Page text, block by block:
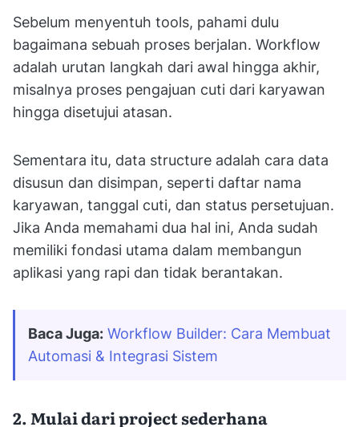
Sebelum menyentuh tools, pahami dulu
bagaimana sebuah proses berjalan. Workflow
adalah urutan langkah dari awal hingga akhir,
misalnya proses pengajuan cuti dari karyawan
hingga disetujui atasan.
Sementara itu, data structure adalah cara data
disusun dan disimpan, seperti daftar nama
karyawan, tanggal cuti, dan status persetujuan.
Jika Anda memahami dua hal ini, Anda sudah
memiliki fondasi utama dalam membangun
aplikasi yang rapi dan tidak berantakan.
Baca Juga: Workflow Builder: Cara Membuat
Automasi & Integrasi Sistem
2. Mulai dari project sederhana